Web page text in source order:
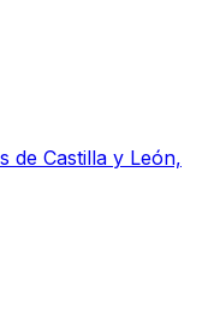
de Castilla y León,